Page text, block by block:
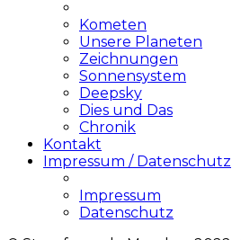
Kometen
Unsere Planeten
Zeichnungen
Sonnensystem
Deepsky
Dies und Das
Chronik
Kontakt
Impressum / Datenschutz
Impressum
Datenschutz